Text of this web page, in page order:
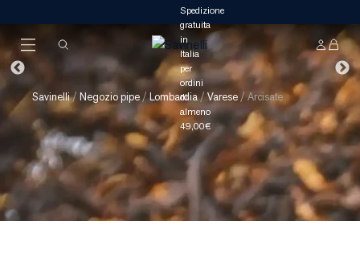
Savinelli/ Negozio pipe/Lombardia/Varese /Arcisate